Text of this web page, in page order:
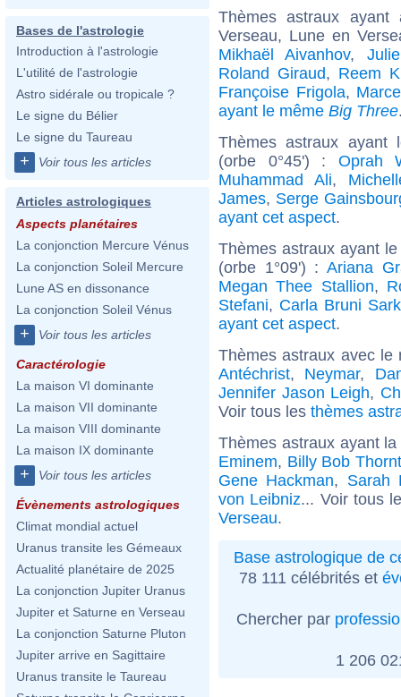
Bases de l'astrologie
Introduction à l'astrologie
L'utilité de l'astrologie
Astro sidérale ou tropicale ?
Le signe du Bélier
Le signe du Taureau
+ Voir tous les articles
Articles astrologiques
Aspects planétaires
La conjonction Mercure Vénus
La conjonction Soleil Mercure
Lune AS en dissonance
La conjonction Soleil Vénus
+ Voir tous les articles
Caractérologie
La maison VI dominante
La maison VII dominante
La maison VIII dominante
La maison IX dominante
+ Voir tous les articles
Évènements astrologiques
Climat mondial actuel
Uranus transite les Gémeaux
Actualité planétaire de 2025
La conjonction Jupiter Uranus
Jupiter et Saturne en Verseau
La conjonction Saturne Pluton
Jupiter arrive en Sagittaire
Uranus transite le Taureau
Thèmes astraux
Verseau, Lune en
Mikhaël Aivanhov,
Roland Giraud, Reem
Françoise Frigola,
ayant le même Big Three
Thèmes astraux ayant
(orbe 0°45') : Oprah
Muhammad Ali,
James, Serge
ayant cet aspect.
Thèmes astraux ayant
(orbe 1°09') : Ariana
Megan Thee Stallion,
Stefani, Carla Bruni
ayant cet aspect.
Thèmes astraux avec
Antéchrist, Neymar,
Jennifer Jason Leigh,
Voir tous les thèmes
Thèmes astraux ayant
Eminem, Billy Bob
Gene Hackman, Sarah
von Leibniz... Voir tous
Verseau.
Base astrologique de
78 111 célébrités et
Chercher par
1 206